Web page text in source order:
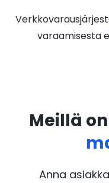
varaamisesta
Meillä on
Anna